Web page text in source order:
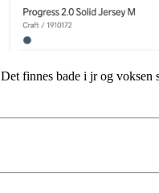
Det finnes bade i jr og voksen